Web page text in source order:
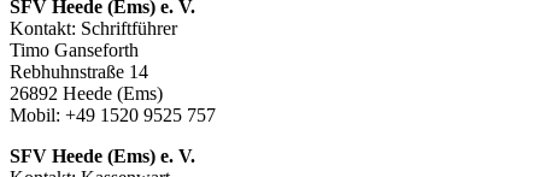
SFV Heede (Ems) e. V.
Kontakt: Schriftführer
Timo Ganseforth
Rebhuhnstraße 14
26892 Heede (Ems)
Mobil: +49 1520 9525 757
SFV Heede (Ems) e. V.